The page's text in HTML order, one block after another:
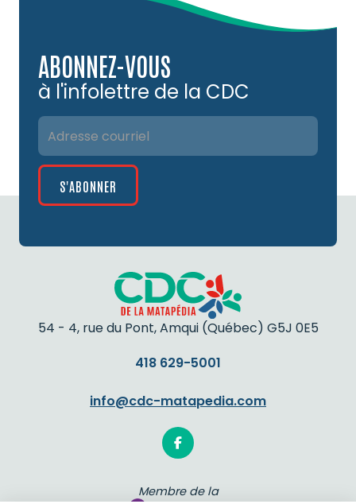
ABONNEZ-VOUS
à l'infolettre de la CDC
54 - 4, rue du Pont, Amqui (Québec) G5J 0E5
418 629-5001
info@cdc-matapedia.com

Membre de la